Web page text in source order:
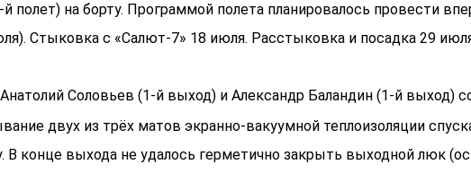
полет) на борту. Программой полета планировалось провести
Стыковка с «Салют-7» 18 июля. Расстыковка и посадка 29
Соловьев (1-й выход) и Александр Баландин (1-й
двух из трёх матов экранно-вакуумной теплоизоляции
конце выхода не удалось герметично закрыть выходной люк